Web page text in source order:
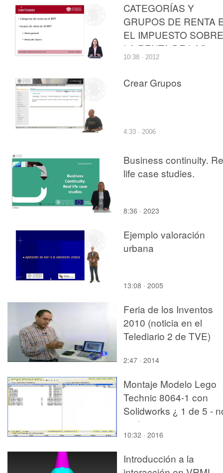
CATEGORÍAS Y
GRUPOS DE RENTA
EL IMPUESTO SOBRE
LA RENTA DE LAS
PERSONAS FÍSICAS
10:38 · 2012
Crear Grupos
4:33 · 2006
Business continuity.
life case studies.
8:36 · 2023
Ejemplo valoración
urbana
13:08 · 2005
Feria de los Inventos
2010 (noticia en el
Telediario 2 de TVE)
2:47 · 2014
Montaje Modelo Lego
Technic 8064-1 con
Solidworks ¿ 1 de 5 -
audio
10:32 · 2016
Introducción a la